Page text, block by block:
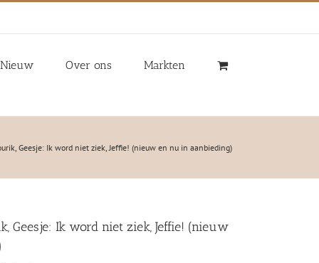
Nieuw Over ons Markten
Geesje: Ik word niet ziek, Jeffie! (nieuw en nu in aanbieding)
Geesje: Ik word niet ziek, Jeffie! (nieuw